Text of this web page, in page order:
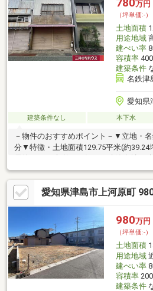
780万円
（坪単価:-）
土地面積
用途地域
建ぺい率
容積率
建築条件
名鉄津
愛知県
建築条件なし 本下水
－物件のおすすめポイント－▼立地・
分▼特徴・土地面積129.75平米(約39.24
地渡し※容積率は前面道路幅員による制
隣接地別途売り出し中のため同時購入
面積162.11平米（約49.03坪） 販
土地面積：425.30平米（約128.65
愛知県津島市上河原町
980万円
（坪単価:-）
土地面積
用途地域
建ぺい率
容積率
建築条件